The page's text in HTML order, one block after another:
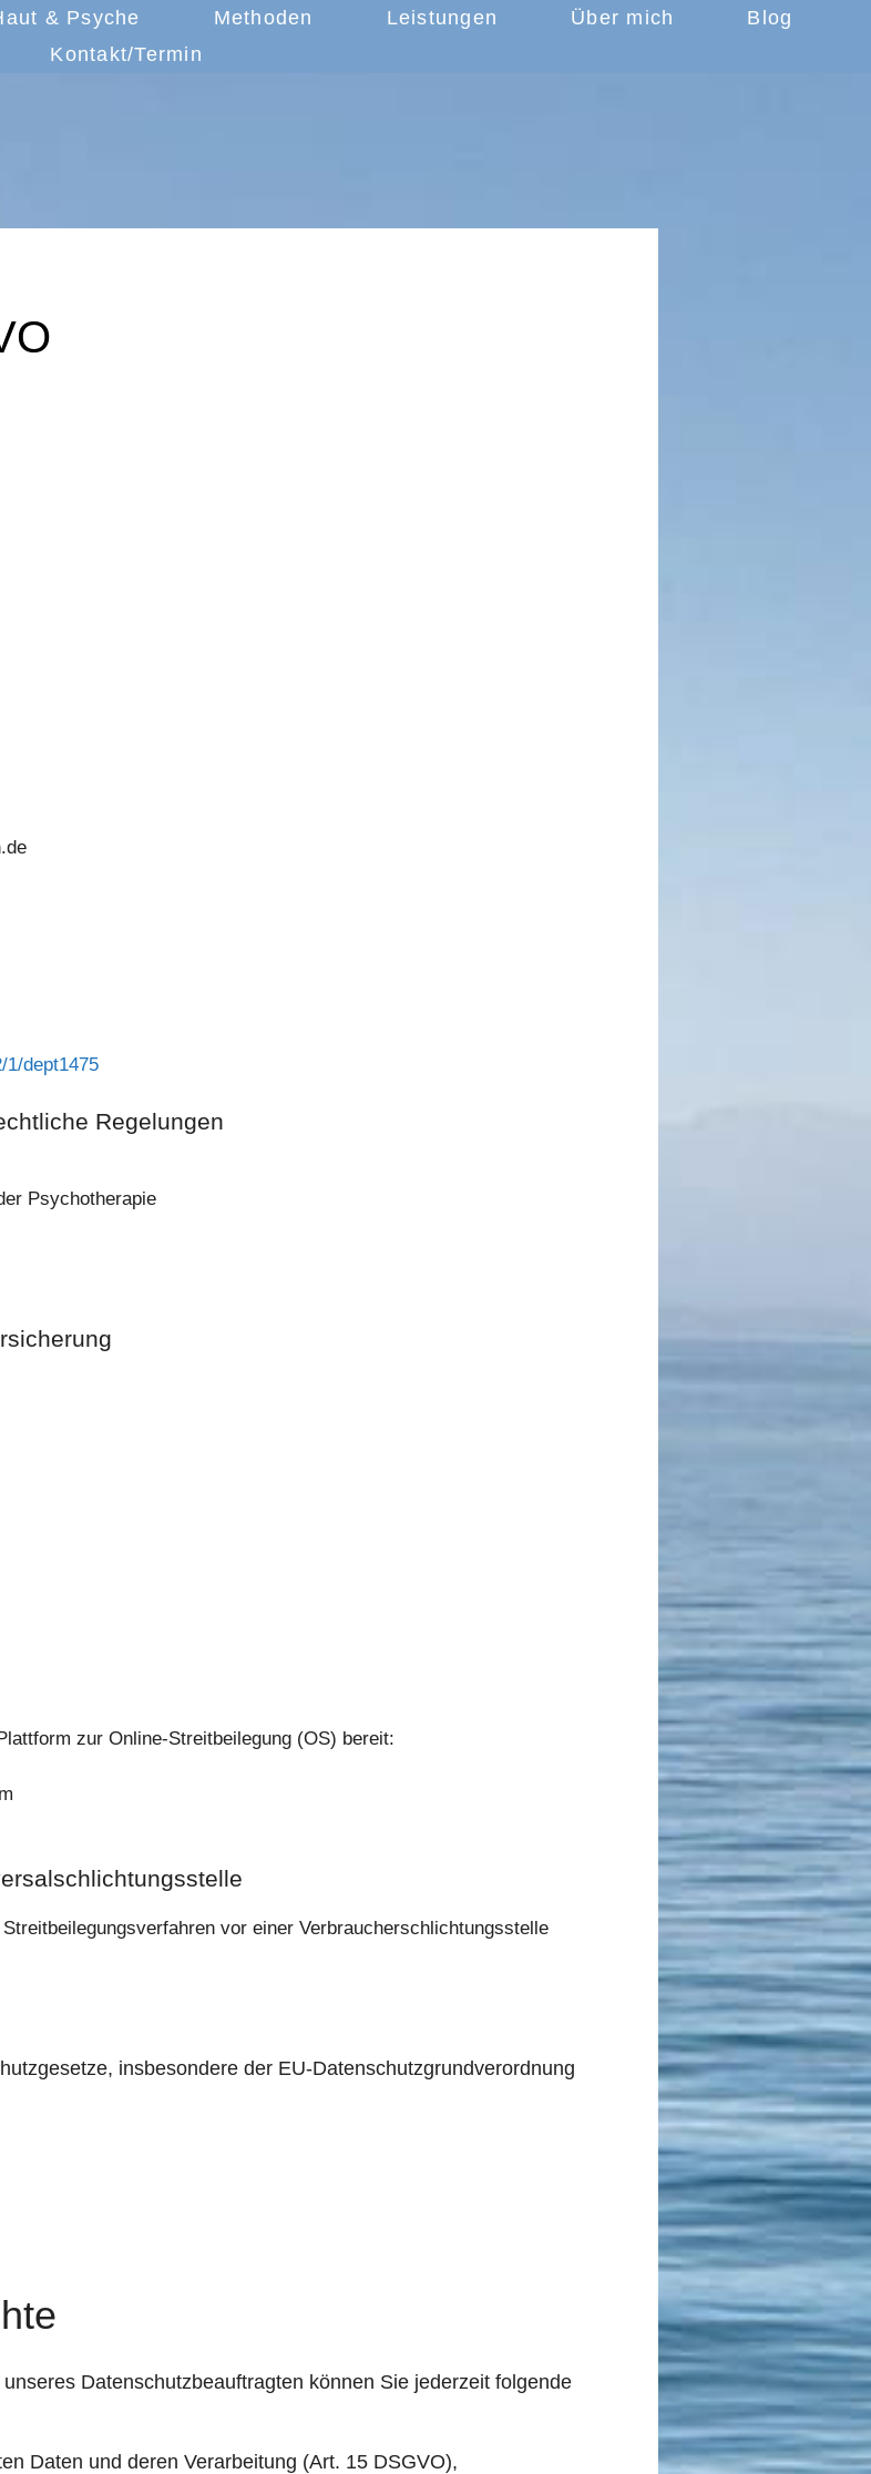
& Psyche Methoden Leistungen Über mich
Blog
Kontakt/Termin
1/dept1475
Regelungen
Psychotherapie
zur Online-Streitbeilegung (OS) bereit:
vor einer Verbraucherschlichtungsstelle
insbesondere der EU-Datenschutzgrundverordnung
Datenschutzbeauftragten können Sie jederzeit folgende
Daten und deren Verarbeitung (Art. 15 DSGVO),